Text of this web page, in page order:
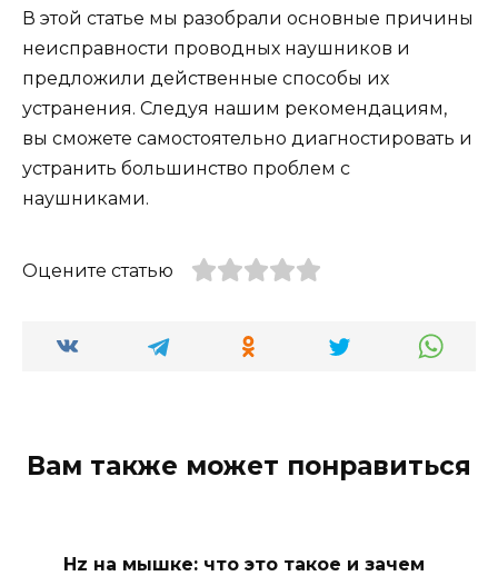
В этой статье мы разобрали основные причины
неисправности проводных наушников и
предложили действенные способы их
устранения. Следуя нашим рекомендациям,
вы сможете самостоятельно диагностировать и
устранить большинство проблем с
наушниками.
Оцените статью
Вам также может понравиться
Hz на мышке: что это такое и зачем